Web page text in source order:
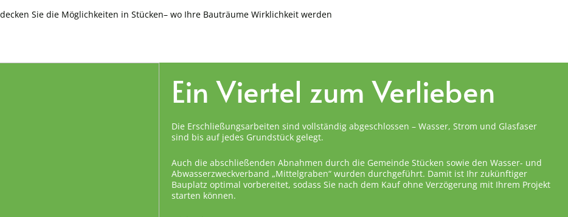
Sie die Möglichkeiten in Stücken– wo Ihre Bauträume Wirklichkeit werden
Ein Viertel zum Verlieben
Die Erschließungsarbeiten sind vollständig abgeschlossen – Wasser, Strom und Glasfaser
sind bis auf jedes Grundstück gelegt.
Auch die abschließenden Abnahmen durch die Gemeinde Stücken sowie den Wasser- und
Abwasserzweckverband „Mittelgraben“ wurden durchgeführt. Damit ist Ihr zukünftiger
Bauplatz optimal vorbereitet, sodass Sie nach dem Kauf ohne Verzögerung mit Ihrem Projekt
starten können.